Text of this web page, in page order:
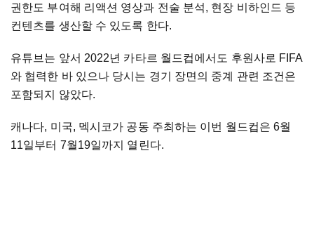
권한도 부여해 리액션 영상과 전술 분석, 현장 비하인드 등
컨텐츠를 생산할 수 있도록 한다.
유튜브는 앞서 2022년 카타르 월드컵에서도 후원사로 FIFA
와 협력한 바 있으나 당시는 경기 장면의 중계 관련 조건은
포함되지 않았다.
캐나다, 미국, 멕시코가 공동 주최하는 이번 월드컵은 6월
11일부터 7월19일까지 열린다.